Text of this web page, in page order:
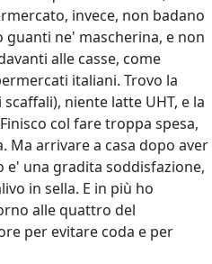
invece, non badano
ne' mascherina, e non
alle casse, come
italiani. Trovo la
niente latte UHT, e la
col fare troppa spesa,
Ma arrivare a casa dopo aver
e' una gradita soddisfazione,
in sella. E in più ho
alle quattro del
per evitare coda e per